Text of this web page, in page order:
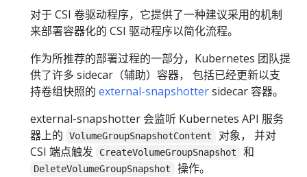
对于 CSI 卷驱动程序，它提供了一种建议采用的机制
来部署容器化的 CSI 驱动程序以简化流程。
作为所推荐的部署过程的一部分，Kubernetes 团队提
供了许多 sidecar（辅助）容器， 包括已经更新以支
持卷组快照的 external-snapshottersidecar 容器。
external-snapshotter 会监听 Kubernetes API 服务
器上的
VolumeGroupSnapshotContent
对象， 并对
CSI 端点触发
CreateVolumeGroupSnapshot 和
DeleteVolumeGroupSnapshot 操作。